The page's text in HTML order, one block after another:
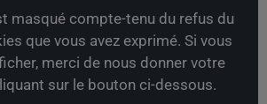
masqué compte-tenu du refus du
que vous avez exprimé. Si vous
merci de nous donner votre
sur le bouton ci-dessous.